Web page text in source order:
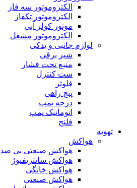
الکتروموتور سه فاز
الکتروموتور تکفاز
موتور کولر آبی
الکتروموتور مشعل
لوازم جانبی و یدکی
شیر برقی
منبع تحت فشار
ست کنترل
فلوتر
پنج راهی
درجه پمپ
اتوماتیک پمپ
فلنج
تهویه
هواکش
هواکش صنعتی بی صدا
هواکش سانتریفیوژ
هواکش خانگی
هواکش صنعتی